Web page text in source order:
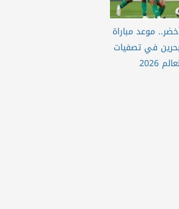
موعد مباراة
في تصفيات
2026